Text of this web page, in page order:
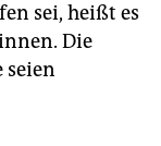
sei, heißt es
Die
seien